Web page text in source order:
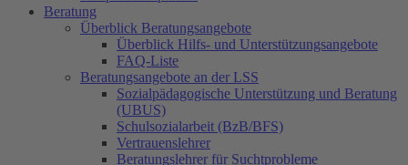
Beratung
Überblick Beratungsangebote
Überblick Hilfs- und Unterstützungsangebote
FAQ-Liste
Beratungsangebote an der LSS
Sozialpädagogische Unterstützung und Beratung
(UBUS)
Schulsozialarbeit (BzB/BFS)
Vertrauenslehrer
Beratungslehrer für Suchtprobleme